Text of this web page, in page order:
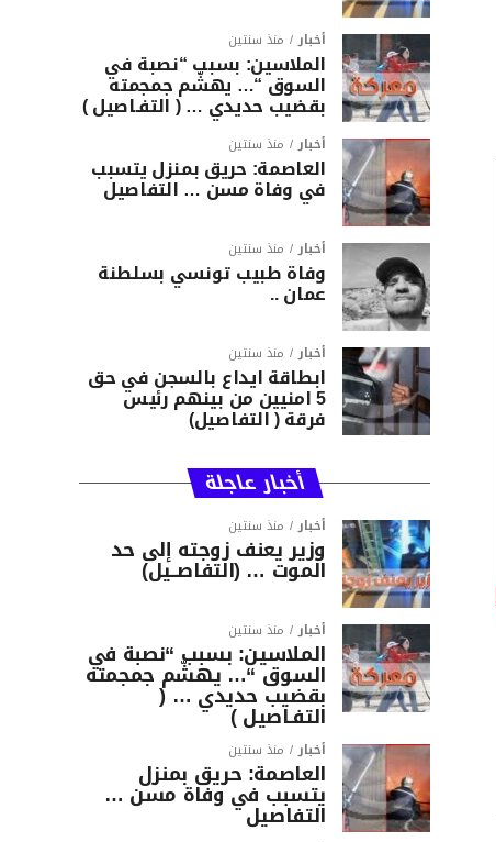
أخبار منذ سنتين
الملاسين: بسبب “نصبة في
السوق “… يهشّم جمجمته
بقضيب حديدي … ( التفـاصيل )
أخبار منذ سنتين
العاصمة: حريق بمنزل يتسبب
في وفاة مسن … التفاصيل
أخبار منذ سنتين
وفاة طبيب تونسي بسلطنة
عمان ..
أخبار منذ سنتين
ابطاقة ايداع بالسجن في حق
5 امنيين من بينهم رئيس
فرقة ( التفاصيل)
أخبار عاجلة
أخبار منذ سنتين
وزير يعنف زوجته إلى حد
الموت … (التفاصــيل)
أخبار منذ سنتين
الملاسين: بسبب “نصبة في
السوق “… يهشّم جمجمته
بقضيب حديدي … (
التفـاصيل )
أخبار منذ سنتين
العاصمة: حريق بمنزل
يتسبب في وفاة مسن …
التفاصيل